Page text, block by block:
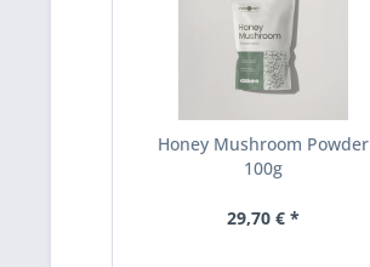
Honey Mushroom Powder
100g
29,70 € *